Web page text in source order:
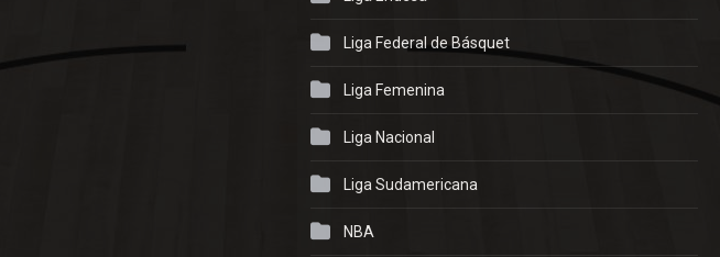
Liga Federal de Básquet
Liga Femenina
Liga Nacional
Liga Sudamericana
NBA